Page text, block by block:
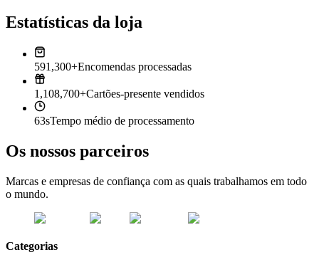
Estatísticas da loja
591,300+Encomendas processadas
1,108,700+Cartões-presente vendidos
63sTempo médio de processamento
Os nossos parceiros
Marcas e empresas de confiança com as quais trabalhamos em todo
o mundo.
Categorias